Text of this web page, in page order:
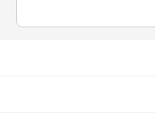
۸:۳۰ تا ۱۹